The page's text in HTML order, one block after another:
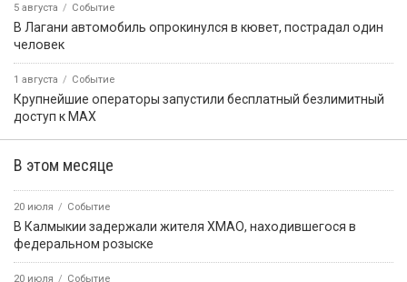
5 августа Событие
В Лагани автомобиль опрокинулся в кювет, пострадал один
человек
1 августа Событие
Крупнейшие операторы запустили бесплатный безлимитный
доступ к MAX
В этом месяце
20 июля Событие
В Калмыкии задержали жителя ХМАО, находившегося в
федеральном розыске
20 июля Событие